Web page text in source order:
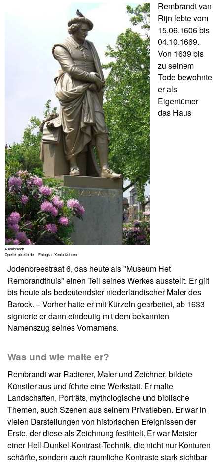
Rembrandt
Quelle: pixelio.de Fotograf: Xenia Kehnen
Rembrandt van
Rijn lebte vom
15.06.1606 bis
04.10.1669.
Von 1639 bis
zu seinem
Tode bewohnte
er als
Eigentümer
das Haus
Jodenbreestraat 6, das heute als "Museum Het
Rembrandthuis" einen Teil seines Werkes ausstellt. Er gilt
bis heute als bedeutendster niederländischer Maler des
Barock. – Vorher hatte er mit Kürzeln gearbeitet, ab 1633
signierte er dann eindeutig mit dem bekannten
Namenszug seines Vornamens.
Was und wie malte er?
Rembrandt war Radierer, Maler und Zeichner, bildete
Künstler aus und führte eine Werkstatt. Er malte
Landschaften, Porträts, mythologische und biblische
Themen, auch Szenen aus seinem Privatleben. Er war in
vielen Darstellungen von historischen Ereignissen der
Erste, der diese als Zeichnung festhielt. Er war Meister
einer Hell-Dunkel-Kontrast-Technik, die nicht nur Konturen
schärfte, sondern auch räumliche Kontraste stark sichtbar